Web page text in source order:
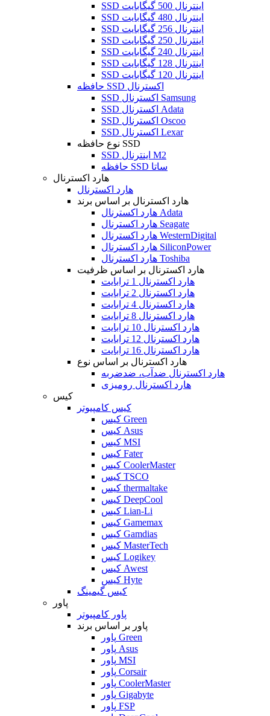
SSD اینترنال 500 گیگابایت
SSD اینترنال 480 گیگابایت
SSD اینترنال 256 گیگابایت
SSD اینترنال 250 گیگابایت
SSD اینترنال 240 گیگابایت
SSD اینترنال 128 گیگابایت
SSD اینترنال 120 گیگابایت
حافظه SSD اکسترنال
SSD اکسترنال Samsung
SSD اکسترنال Adata
SSD اکسترنال Oscoo
SSD اکسترنال Lexar
نوع حافظه SSD
SSD اینترنال M2
حافظه SSD ساتا
هارد اکسترنال
هارد اکسترنال
هارد اکسترنال بر اساس برند
هارد اکسترنال Adata
هارد اکسترنال Seagate
هارد اکسترنال WesternDigital
هارد اکسترنال SiliconPower
هارد اکسترنال Toshiba
هارد اکسترنال بر اساس ظرفیت
هارد اکسترنال 1 ترابایت
هارد اکسترنال 2 ترابایت
هارد اکسترنال 4 ترابایت
هارد اکسترنال 8 ترابایت
هارد اکسترنال 10 ترابایت
هارد اکسترنال 12 ترابایت
هارد اکسترنال 16 ترابایت
هارد اکسترنال بر اساس نوع
هارد اکسترنال ضدآب، ضدضربه
هارد اکسترنال رومیزی
کیس
کیس کامپیوتر
کیس Green
کیس Asus
کیس MSI
کیس Fater
کیس CoolerMaster
کیس TSCO
کیس thermaltake
کیس DeepCool
کیس Lian-Li
کیس Gamemax
کیس Gamdias
کیس MasterTech
کیس Logikey
کیس Awest
کیس Hyte
کیس گیمینگ
پاور
پاور کامپیوتر
پاور بر اساس برند
پاور Green
پاور Asus
پاور MSI
پاور Corsair
پاور CoolerMaster
پاور Gigabyte
پاور FSP